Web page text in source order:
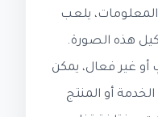
يلعب
هذه الصورة.
أو غير فعال، يمكن
أو المنتج